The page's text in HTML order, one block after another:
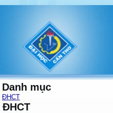
Danh mục
ĐHCT
ĐHCT